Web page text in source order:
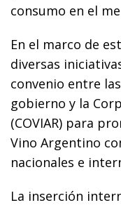
consumo en el
En el marco de
diversas
convenio entre
gobierno y la
(COVIAR) para
Vino Argentino
nacionales e
La inserción